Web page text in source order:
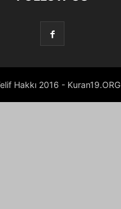
Hakkı 2016 - Kuran19.ORG